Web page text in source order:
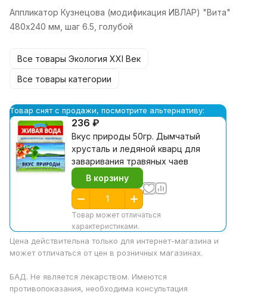
Аппликатор Кузнецова (модификация ИВЛАР) "Вита"
480х240 мм, шаг 6.5, голубой
Все товары Экология XXI Век
Все товары категории
Товар снят с продажи, посмотрите альтернативу:
236 ₽
Вкус природы 50гр. Дымчатый
хрусталь и ледяной кварц для
заваривания травяных чаев
В корзину
Товар может отличаться
характеристиками.
Цена действительна только для интернет-магазина и
может отличаться от цен в розничных магазинах.
БАД. Не является лекарством. Имеются
противопоказания, необходима консультация